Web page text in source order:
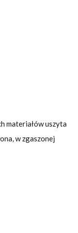
materiałów uszyta
w zgaszonej